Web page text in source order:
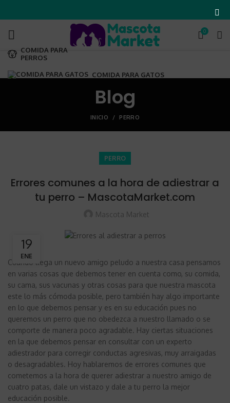
0
COMIDA PARA
PERROS
COMIDA PARA GATOS
Blog
INICIO PERRO
PERRO
Errores comunes a la hora de adiestrar a
tu perro – MascotaMarket.com
Mascota Market
19
ENE
Cuando llega un nuevo amigo peludo a nuestra casa pensamos
en varias cosas que debemos tener en cuenta como, su comida,
su cama, sus vacunas y otras cosas para que nuestra mascota
este lo más cómoda posible, pero también hay algo importante
en lo que debemos pensar y es en su educación pues no
queremos un perro que no obedezca a nuestro llamado o se
comporte de manera poco agradable. Hay ciertas situaciones
en la que debemos pensar en consultar con un experto
adiestrador para corregir conductas agresivas, muy arraigadas
o desagradables. Hoy hablaremos de errores comunes que
cometemos a la hora de querer adiestrar a nuestro amigo de
cuatro patas, dale un vistazo y dale a tu perro la mejor
educación posible.